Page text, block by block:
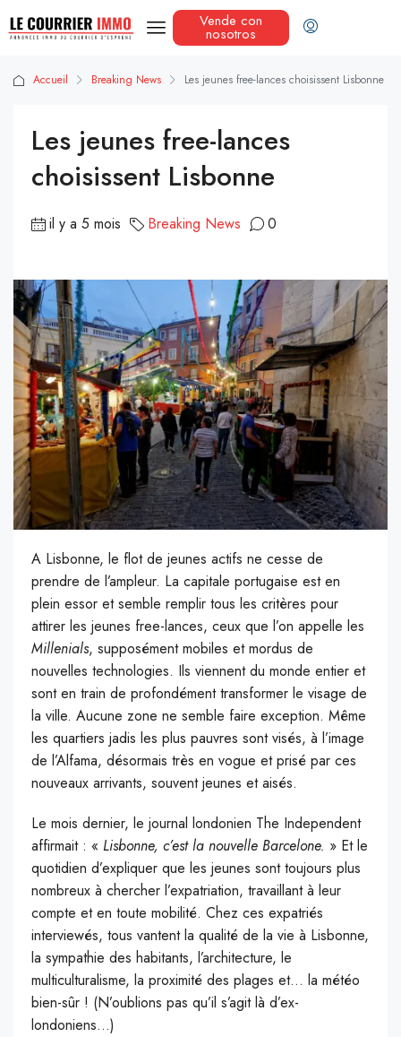
Vende con
nosotros
Accueil Breaking News Les jeunes free-lances choisissent Lisbonne
Les jeunes free-lances
choisissent Lisbonne
il y a 5 mois Breaking News 0
A Lisbonne, le flot de jeunes actifs ne cesse de
prendre de l’ampleur. La capitale portugaise est en
plein essor et semble remplir tous les critères pour
attirer les jeunes free-lances, ceux que l’on appelle les
Millenials, supposément mobiles et mordus de
nouvelles technologies. Ils viennent du monde entier et
sont en train de profondément transformer le visage de
la ville. Aucune zone ne semble faire exception. Même
les quartiers jadis les plus pauvres sont visés, à l’image
de l’Alfama, désormais très en vogue et prisé par ces
nouveaux arrivants, souvent jeunes et aisés.
Le mois dernier, le journal londonien The Independent
affirmait : « Lisbonne, c’est la nouvelle Barcelone. » Et le
quotidien d’expliquer que les jeunes sont toujours plus
nombreux à chercher l’expatriation, travaillant à leur
compte et en toute mobilité. Chez ces expatriés
interviewés, tous vantent la qualité de la vie à Lisbonne,
la sympathie des habitants, l’architecture, le
multiculturalisme, la proximité des plages et… la météo
bien-sûr ! (N’oublions pas qu’il s’agit là d’ex-
londoniens…)